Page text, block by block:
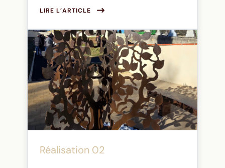
LIRE L’ARTICLE
Réalisation 02